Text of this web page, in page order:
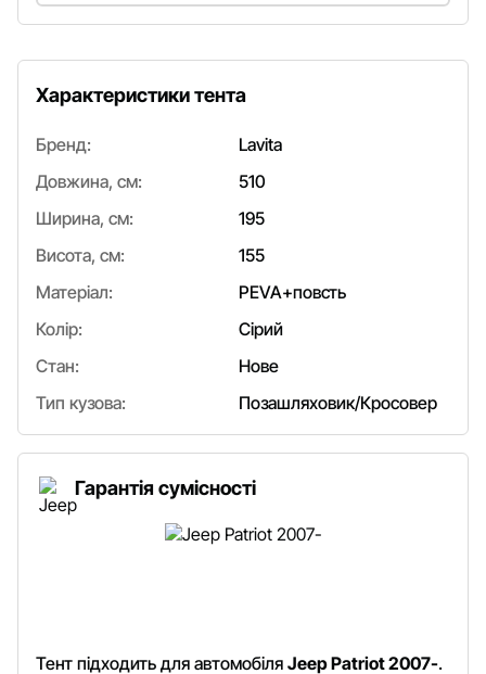
Характеристики тента
Бренд:
Lavita
Довжина, см:
510
Ширина, см:
195
Висота, см:
155
Матеріал:
PEVA+повсть
Колір:
Сірий
Стан:
Нове
Тип кузова:
Позашляховик/Кросовер
Гарантія сумісності
Тент підходить для автомобіля Jeep Patriot 2007-.